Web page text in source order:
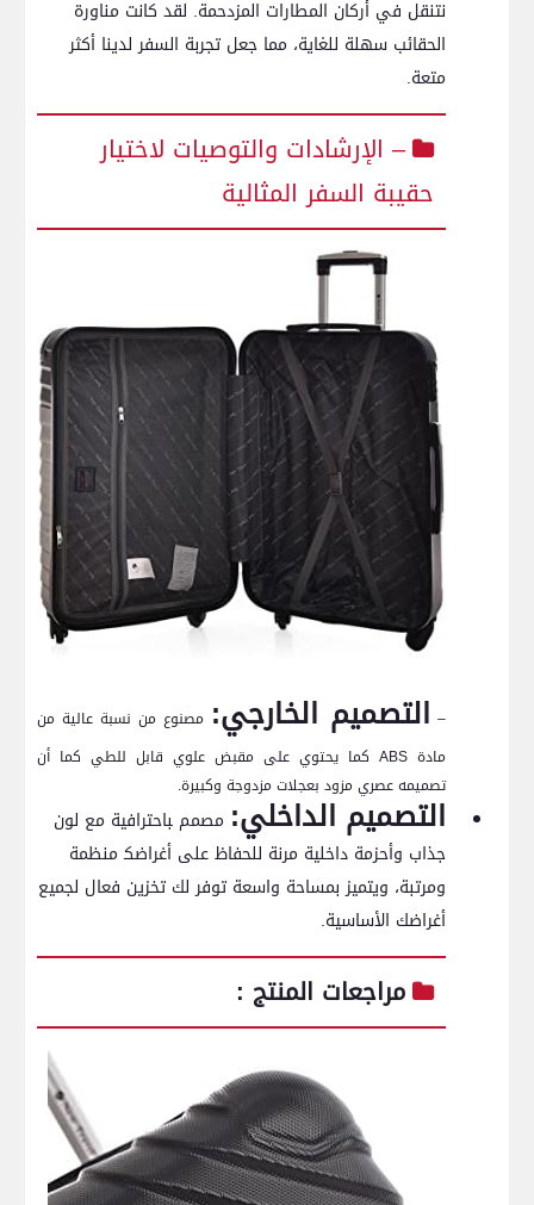
نتنقل في أركان المطارات المزدحمة. لقد كانت مناورة
الحقائب سهلة للغاية، مما جعل تجربة السفر لدينا أكثر
متعة.
– الإرشادات ‌والتوصيات لاختيار⁤
حقيبة السفر المثالية
– التصميم الخارجي: مصنوع من نسبة عالية من​
مادة ​ABS⁢ كما ⁢يحتوي⁣ على مقبض ⁢علوي⁣ قابل للطي كما أن
تصميمه عصري مزود بعجلات مزدوجة وكبيرة.
التصميم الداخلي: مصمم ‍باحترافية مع لون
جذاب وأحزمة داخلية مرنة للحفاظ على أغراضك‍ منظمة
ومرتبة، ويتميز بمساحة واسعة توفر لك تخزين فعال لجميع
أغراضك الأساسية.
مراجعات المنتج :